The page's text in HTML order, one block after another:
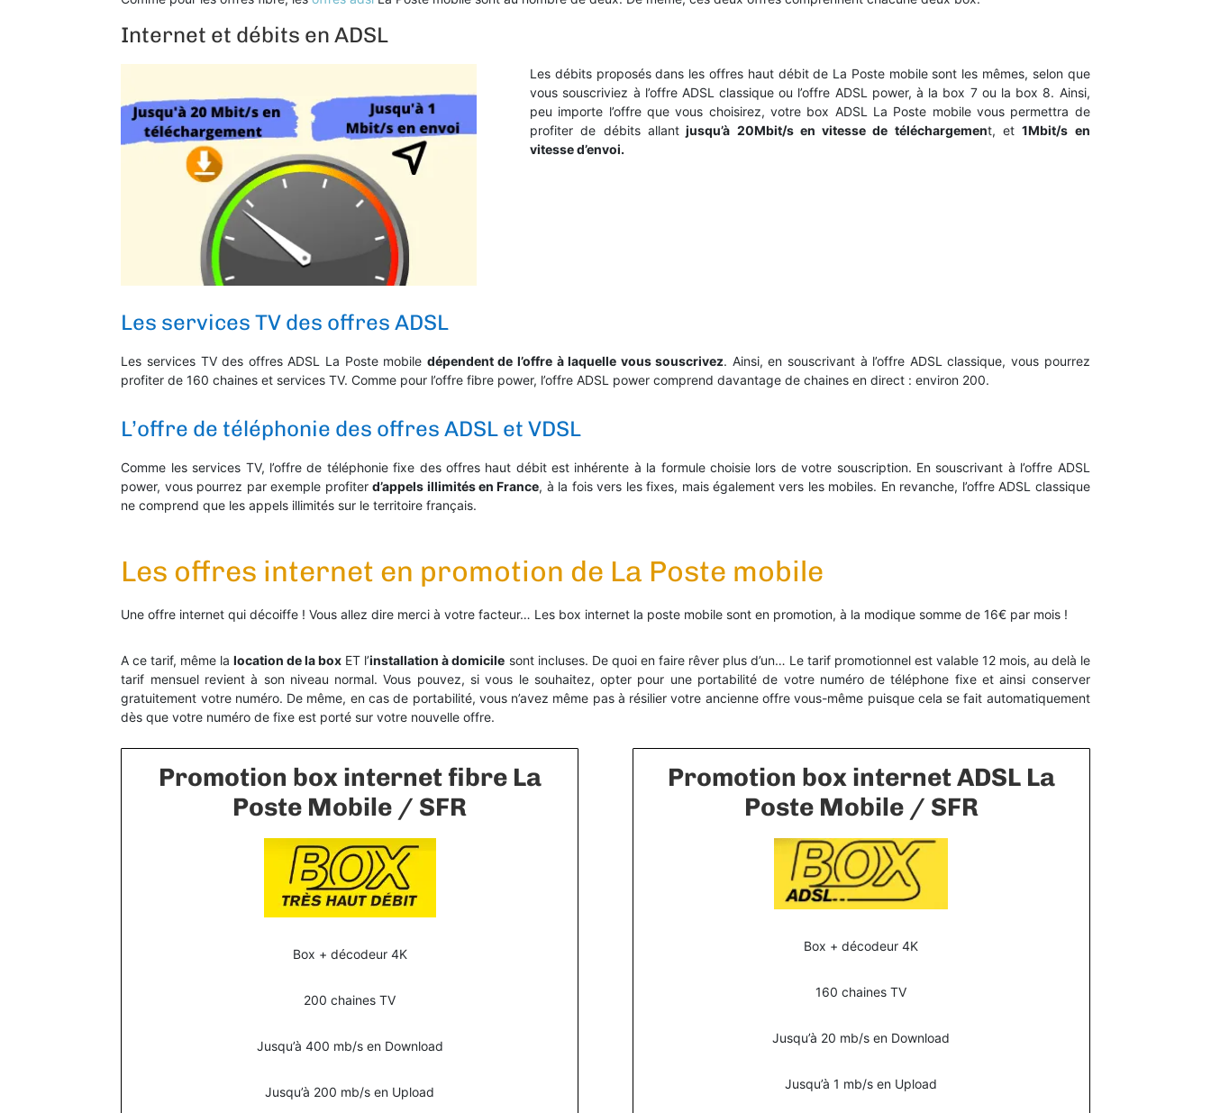
Internet et débits en ADSL
Les débits proposés dans les offres haut débit de La Poste mobile sont les mêmes, selon que
vous souscriviez à l’offre ADSL classique ou l’offre ADSL power, à la box 7 ou la box 8. Ainsi,
peu importe l’offre que vous choisirez, votre box ADSL La Poste mobile vous permettra de
profiter de débits allant jusqu’à 20Mbit/s en vitesse de téléchargement, et1Mbit/s en
vitesse d’envoi.
Les services TV des offres ADSL
Les services TV des offres ADSL La Poste mobile dépendent de l’offre à laquelle vous souscrivez. Ainsi, en souscrivant à l’offre ADSL classique, vous pourrez
profiter de 160 chaines et services TV. Comme pour l’offre fibre power, l’offre ADSL power comprend davantage de chaines en direct : environ 200.
L’offre de téléphonie des offres ADSL et VDSL
Comme les services TV, l’offre de téléphonie fixe des offres haut débit est inhérente à la formule choisie lors de votre souscription. En souscrivant à l’offre ADSL
power, vous pourrez par exemple profiterd’appels illimités en France, à la fois vers les fixes, mais également vers les mobiles. En revanche, l’offre ADSL classique
ne comprend que les appels illimités sur le territoire français.
Les offres internet en promotion de La Poste mobile
Une offre internet qui décoiffe ! Vous allez dire merci à votre facteur… Les box internet la poste mobile sont en promotion, à la modique somme de 16€ par mois !
A ce tarif, même lalocation de la box ET l’installation à domicile sont incluses. De quoi en faire rêver plus d’un… Le tarif promotionnel est valable 12 mois, au delà le
tarif mensuel revient à son niveau normal. Vous pouvez, si vous le souhaitez, opter pour une portabilité de votre numéro de téléphone fixe et ainsi conserver
gratuitement votre numéro. De même, en cas de portabilité, vous n’avez même pas à résilier votre ancienne offre vous-même puisque cela se fait automatiquement
dès que votre numéro de fixe est porté sur votre nouvelle offre.
Promotion box internet fibre La
Poste Mobile / SFR
Box + décodeur 4K
200 chaines TV
Jusqu’à 400 mb/s en Download
Jusqu’à 200 mb/s en Upload
Promotion box internet ADSL La
Poste Mobile / SFR
Box + décodeur 4K
160 chaines TV
Jusqu’à 20 mb/s en Download
Jusqu’à 1 mb/s en Upload